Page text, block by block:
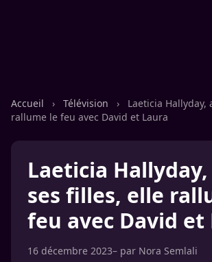
Accueil › Télévision ›
Laeticia Hallyday,
rallume le feu avec David et Laura
Laeticia
ses filles, elle
feu avec David et
16 décembre 2023– par Nora Semlali